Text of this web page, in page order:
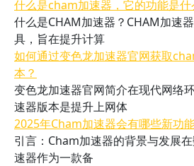
什么是cham加速器，它的功能是什
什么是CHAM加速器？CHAM加速
具，旨在提升计算
如何通过变色龙加速器官网获取
本？
变色龙加速器官网简介在现代网络
速器版本是提升上网体
2025年Cham加速器会有哪些新功
引言：Cham加速器的背景与发展
速器作为一款备